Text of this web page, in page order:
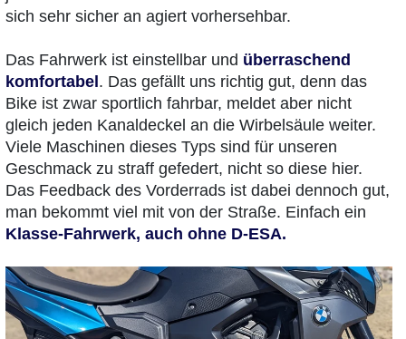
sich sehr sicher an agiert vorhersehbar.
Das Fahrwerk ist einstellbar und überraschend
komfortabel. Das gefällt uns richtig gut, denn das
Bike ist zwar sportlich fahrbar, meldet aber nicht
gleich jeden Kanaldeckel an die Wirbelsäule weiter.
Viele Maschinen dieses Typs sind für unseren
Geschmack zu straff gefedert, nicht so diese hier.
Das Feedback des Vorderrads ist dabei dennoch gut,
man bekommt viel mit von der Straße. Einfach ein
Klasse-Fahrwerk, auch ohne D-ESA.